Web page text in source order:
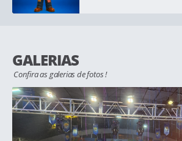
09/06/2026
Prepara-se para o 68º
Penápolis.2026 - de 16
GALERIAS
Confira as galerias de fotos !